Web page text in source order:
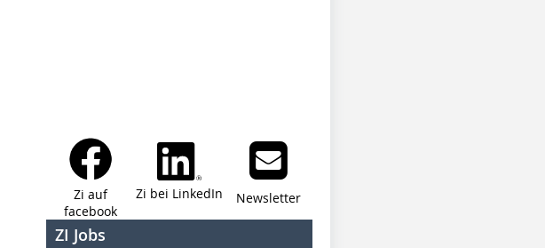
Zi auf
facebook
Zi bei LinkedIn Newsletter
ZI Jobs